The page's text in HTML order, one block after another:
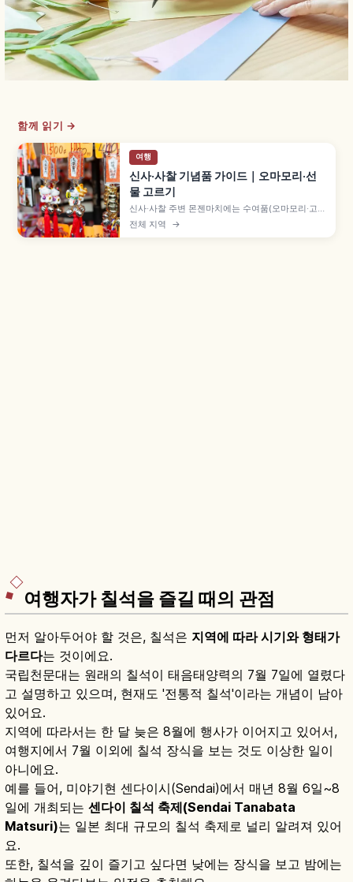
함께 읽기 →
여행
신사·사찰 기념품 가이드｜오마모리·선
물 고르기
신사·사찰 주변 몬젠마치에는 수여품(오마모리·고슈
인·오후다)과 일반 잡화·공예품이 함께 진열됩니다.
수여품은 구입이 아닌 하쓰호료로 500~1,000엔
전체 지역 →
여행자가 칠석을 즐길 때의 관점
먼저 알아두어야 할 것은, 칠석은 지역에 따라 시기와 형태가
다르다는 것이에요.
국립천문대는 원래의 칠석이 태음태양력의 7월 7일에 열렸다
고 설명하고 있으며, 현재도 '전통적 칠석'이라는 개념이 남아
있어요.
지역에 따라서는 한 달 늦은 8월에 행사가 이어지고 있어서,
여행지에서 7월 이외에 칠석 장식을 보는 것도 이상한 일이
아니에요.
예를 들어, 미야기현 센다이시(Sendai)에서 매년 8월 6일~8
일에 개최되는 센다이 칠석 축제(Sendai Tanabata
Matsuri)는 일본 최대 규모의 칠석 축제로 널리 알려져 있어
요.
또한, 칠석을 깊이 즐기고 싶다면 낮에는 장식을 보고 밤에는